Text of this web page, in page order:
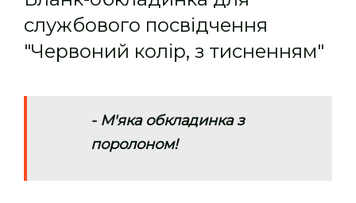
службового посвідчення
"Червоний колір, з тисненням"
- М'яка обкладинка з
поролоном!